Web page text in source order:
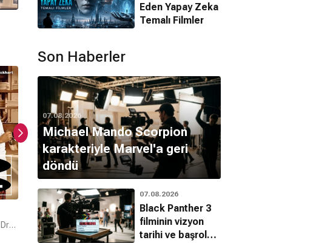
Komedi, Romantik, Dram
Aşk Çeşmesi
Komedi, Fantastik, Romantik
Aşka Yolculuk
Romantik, Komedi
Eden Yapay Zeka
Temalı Filmler
Son Haberler
07.08.2026
Michael Mando Scorpion
karakteriyle Marvel'a geri
döndü
07.08.2026
Black Panther 3
filminin vizyon
tarihi ve başrolü